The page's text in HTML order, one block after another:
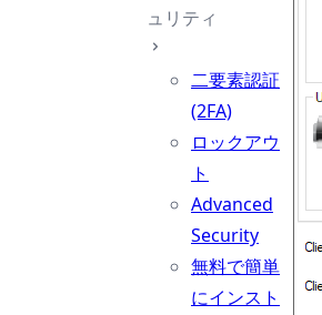
ュリティ
二要素認証
(2FA)
ロックアウ
ト
Advanced
Security
無料で簡単
にインスト